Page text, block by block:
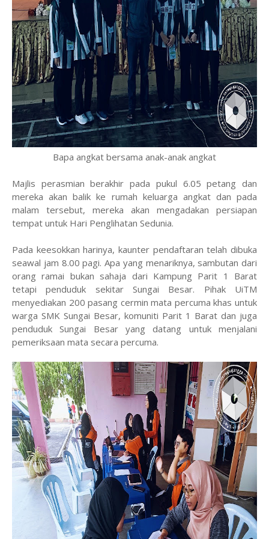
Bapa angkat bersama anak-anak angkat
Majlis perasmian berakhir pada pukul 6.05 petang dan
mereka akan balik ke rumah keluarga angkat dan pada
malam tersebut, mereka akan mengadakan persiapan
tempat untuk Hari Penglihatan Sedunia.
Pada keesokkan harinya, kaunter pendaftaran telah dibuka
seawal jam 8.00 pagi. Apa yang menariknya, sambutan dari
orang ramai bukan sahaja dari Kampung Parit 1 Barat
tetapi penduduk sekitar Sungai Besar. Pihak UiTM
menyediakan 200 pasang cermin mata percuma khas untuk
warga SMK Sungai Besar, komuniti Parit 1 Barat dan juga
penduduk Sungai Besar yang datang untuk menjalani
pemeriksaan mata secara percuma.